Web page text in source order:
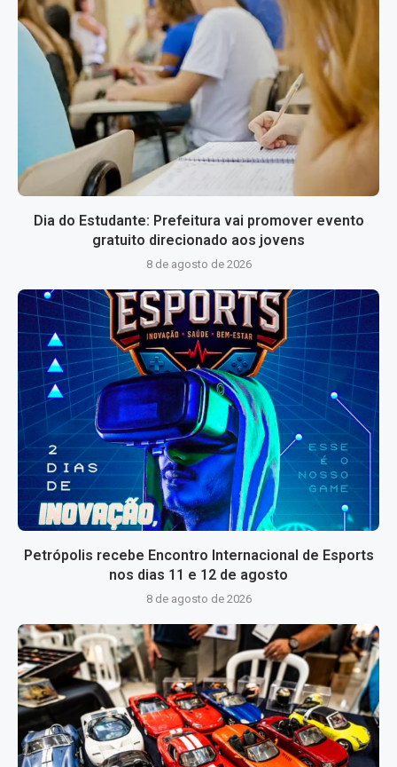
Dia do Estudante: Prefeitura vai promover evento
gratuito direcionado aos jovens
8 de agosto de 2026
Petrópolis recebe Encontro Internacional de Esports
nos dias 11 e 12 de agosto
8 de agosto de 2026